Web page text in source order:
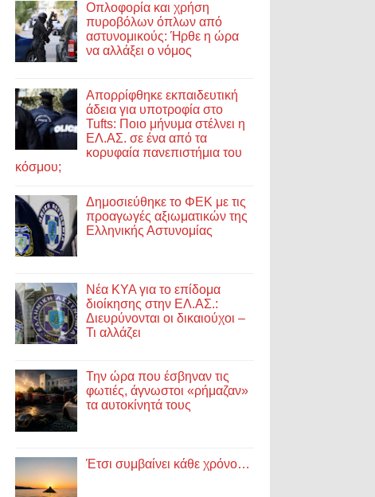
Οπλοφορία και χρήση
πυροβόλων όπλων από
αστυνομικούς: Ήρθε η ώρα
να αλλάξει ο νόμος
Απορρίφθηκε εκπαιδευτική
άδεια για υποτροφία στο
Tufts: Ποιο μήνυμα στέλνει η
ΕΛ.ΑΣ. σε ένα από τα
κορυφαία πανεπιστήμια του
κόσμου;
Δημοσιεύθηκε το ΦΕΚ με τις
προαγωγές αξιωματικών της
Ελληνικής Αστυνομίας
Νέα ΚΥΑ για το επίδομα
διοίκησης στην ΕΛ.ΑΣ.:
Διευρύνονται οι δικαιούχοι –
Τι αλλάζει
Την ώρα που έσβηναν τις
φωτιές, άγνωστοι «ρήμαζαν»
τα αυτοκίνητά τους
Έτσι συμβαίνει κάθε χρόνο…